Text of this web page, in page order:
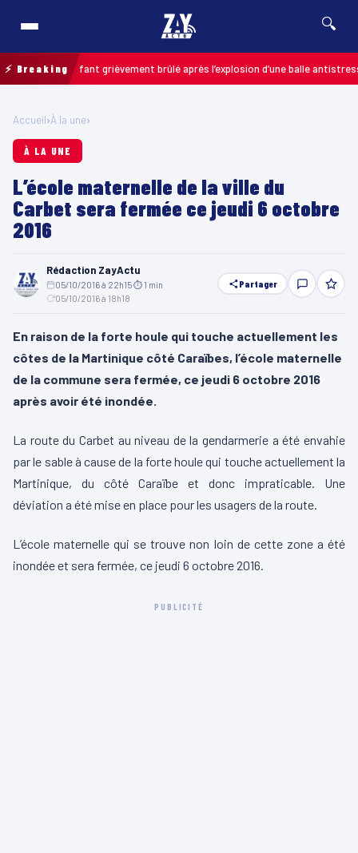
🔍
⚡ Breaking
: un enfant grièvement brûlé après l’explosion d’une balle antistress
Accueil›À la une›
À LA UNE
L’école maternelle de la ville du
Carbet sera fermée ce jeudi 6 octobre
2016
Rédaction ZayActu
05/10/2016 à 22h15⏱ 1 min
05/10/2016 à 18h18
Partager
En raison de la forte houle qui touche actuellement les
côtes de la Martinique côté Caraïbes, l’école maternelle
de la commune sera fermée, ce jeudi 6 octobre 2016
après avoir été inondée.
La route du Carbet au niveau de la gendarmerie a été envahie
par le sable à cause de la forte houle qui touche actuellement la
Martinique, du côté Caraïbe et donc impraticable. Une
déviation a été mise en place pour les usagers de la route.
L’école maternelle qui se trouve non loin de cette zone a été
inondée et sera fermée, ce jeudi 6 octobre 2016.
PUBLICITÉ